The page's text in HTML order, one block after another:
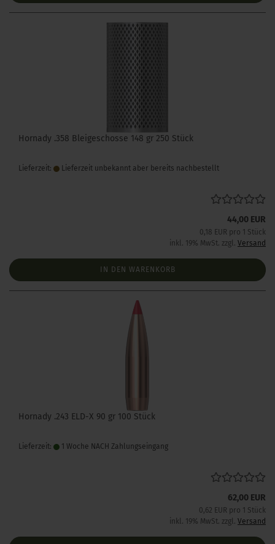
Hornady .358 Bleigeschosse 148 gr 250 Stück
Lieferzeit: Lieferzeit unbekannt aber bereits nachbestellt
44,00 EUR
0,18 EUR pro 1 Stück
inkl. 19% MwSt. zzgl. Versand
IN DEN WARENKORB
Hornady .243 ELD-X 90 gr 100 Stück
Lieferzeit: 1 Woche NACH Zahlungseingang
62,00 EUR
0,62 EUR pro 1 Stück
inkl. 19% MwSt. zzgl. Versand